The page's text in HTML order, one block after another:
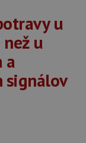
u
u
a
signálov